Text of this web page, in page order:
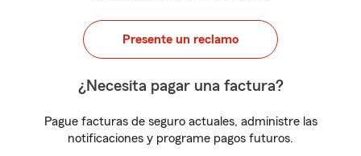
Presente un reclamo
¿Necesita pagar una factura?
Pague facturas de seguro actuales, administre las
notificaciones y programe pagos futuros.